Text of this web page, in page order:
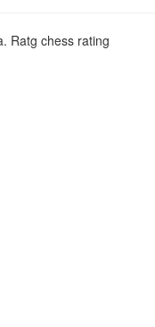
Ratg chess rating